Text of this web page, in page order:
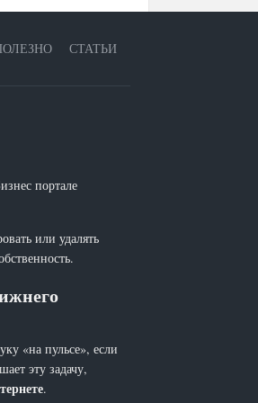
СТАТЬИ
портале
или удалять
«на пульсе», если
эту задачу,
.